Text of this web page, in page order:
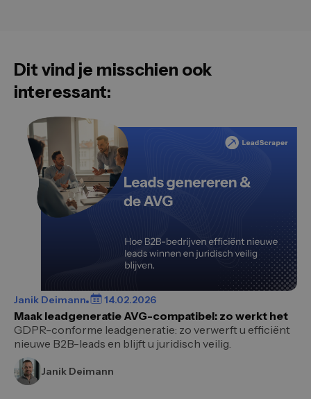
Dit vind je misschien ook
interessant:
Janik Deimann 14.02.2026
Maak leadgeneratie AVG-compatibel: zo werkt het
GDPR-conforme leadgeneratie: zo verwerft u efficiënt
nieuwe B2B-leads en blijft u juridisch veilig.
Janik Deimann